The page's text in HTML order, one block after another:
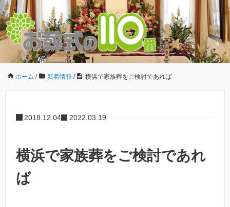
ホーム / 新着情報 / 横浜で家族葬をご検討であれば
2018.12.04 2022.03.19
横浜で家族葬をご検討であれ
ば